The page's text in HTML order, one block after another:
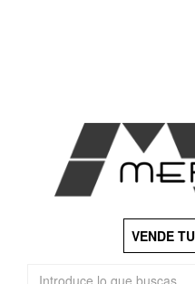
VENDE